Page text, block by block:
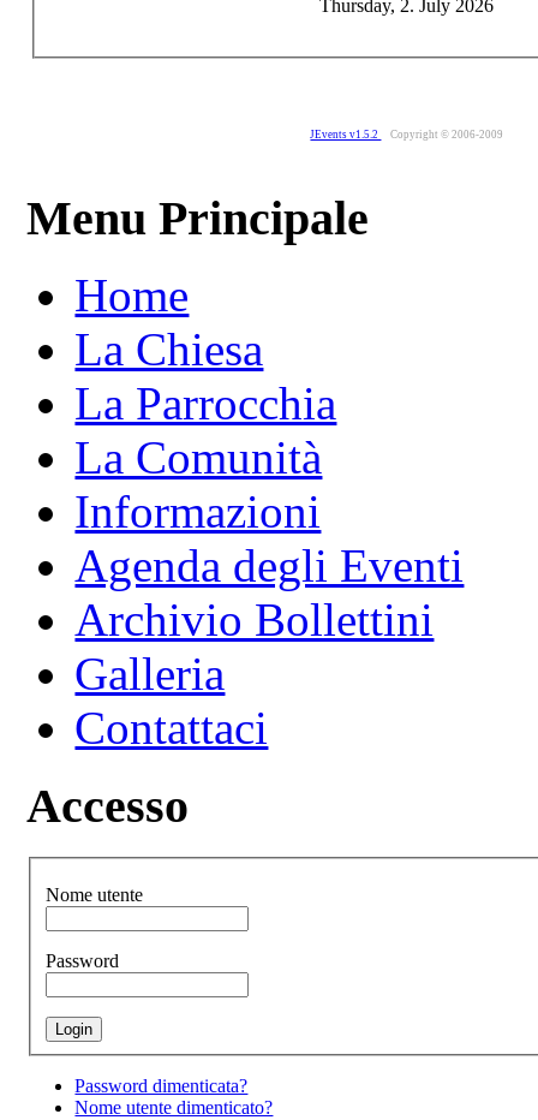
Thursday, 2. July 2026
JEvents v1.5.2 Copyright © 2006-2009
Menu Principale
Home
La Chiesa
La Parrocchia
La Comunità
Informazioni
Agenda degli Eventi
Archivio Bollettini
Galleria
Contattaci
Accesso
Nome utente
Password
Password dimenticata?
Nome utente dimenticato?